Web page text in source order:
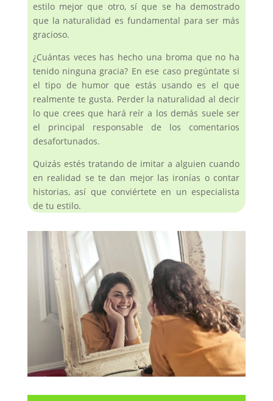
estilo mejor que otro, sí que se ha demostrado
que la naturalidad es fundamental para ser más
gracioso.
¿Cuántas veces has hecho una broma que no ha
tenido ninguna gracia? En ese caso pregúntate si
el tipo de humor que estás usando es el que
realmente te gusta. Perder la naturalidad al decir
lo que crees que hará reír a los demás suele ser
el principal responsable de los comentarios
desafortunados.
Quizás estés tratando de imitar a alguien cuando
en realidad se te dan mejor las ironías o contar
historias, así que conviértete en un especialista
de tu estilo.